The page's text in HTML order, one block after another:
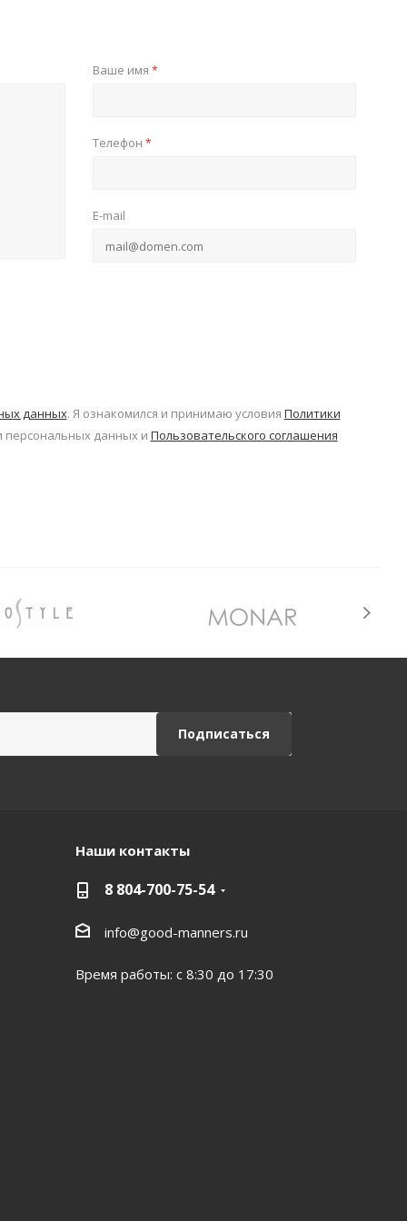
Ваше имя *
Телефон *
E-mail
данных. Я ознакомился и принимаю условия Политики
данных и Пользовательского соглашения
Наши контакты
8 804-700-75-54
info@good-manners.ru
Время работы: с 8:30 до 17:30